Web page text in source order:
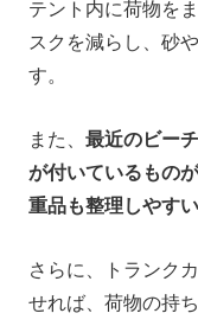
テント内に荷物を
スクを減らし、砂
す。
また、 最近のビー
が付いているもの
重品も整理しやす
さらに、トランク
せれば、荷物の持